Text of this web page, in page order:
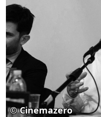
© lettere aperte
© Cinemazero
© Cinemazero